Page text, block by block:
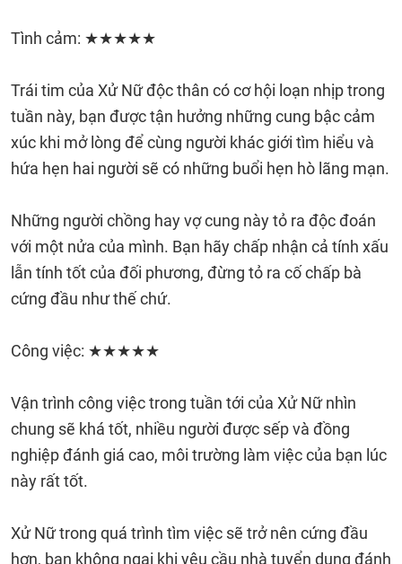
Tình cảm: ★★★★★
Trái tim của Xử Nữ độc thân có cơ hội loạn nhịp trong
tuần này, bạn được tận hưởng những cung bậc cảm
xúc khi mở lòng để cùng người khác giới tìm hiểu và
hứa hẹn hai người sẽ có những buổi hẹn hò lãng mạn.
Những người chồng hay vợ cung này tỏ ra độc đoán
với một nửa của mình. Bạn hãy chấp nhận cả tính xấu
lẫn tính tốt của đối phương, đừng tỏ ra cố chấp bà
cứng đầu như thế chứ.
Công việc: ★★★★★
Vận trình công việc trong tuần tới của Xử Nữ nhìn
chung sẽ khá tốt, nhiều người được sếp và đồng
nghiệp đánh giá cao, môi trường làm việc của bạn lúc
này rất tốt.
Xử Nữ trong quá trình tìm việc sẽ trở nên cứng đầu
hơn, bạn không ngại khi yêu cầu nhà tuyển dụng đánh